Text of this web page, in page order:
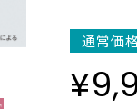
通常価
¥